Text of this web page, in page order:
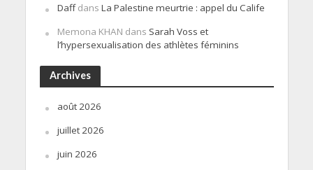
Daffdans La Palestine meurtrie : appel du Calife
Memona KHAN dans Sarah Voss et
l’hypersexualisation des athlètes féminins
Archives
août 2026
juillet 2026
juin 2026